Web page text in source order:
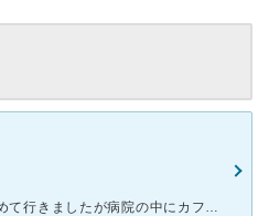
紹介を受けて行きました。 初めて行きましたが病院の中にカフェがあるのに驚きました。 吹雪の日でしたが患者でごった返していてさすが大学病院だなと思いました。 受付の方もテキパキしているし案内係の方